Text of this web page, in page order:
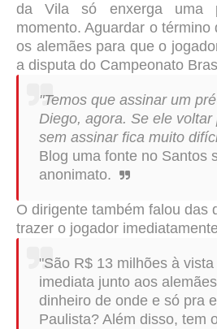
da Vila só enxerga uma
momento. Aguardar o término
os alemães para que o
a disputa do Campeonato
"Temos que assinar um
Diego, agora. Se ele voltar
sem assinar fica muito
Blog uma fonte no Santos
anonimato.
O dirigente também falou das
trazer o jogador
"São R$ 13 milhões à
imediata junto aos
dinheiro de onde e só pra
Paulista? Além disso, tem